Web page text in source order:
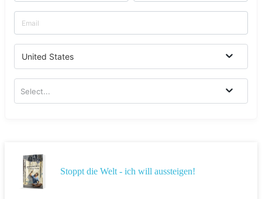
United States
Select...
Stoppt die Welt - ich will aussteigen!